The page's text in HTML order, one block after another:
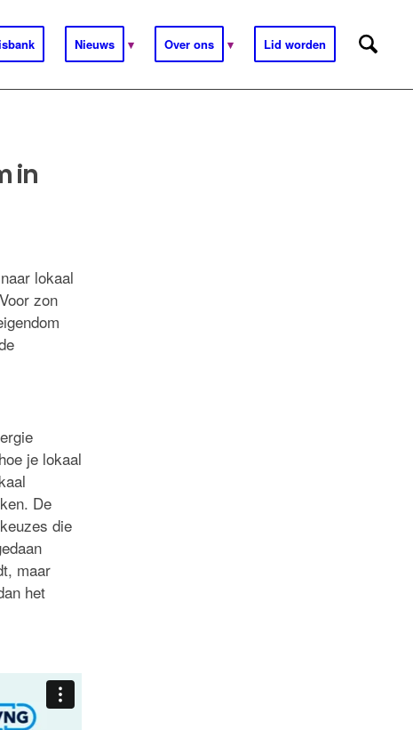
Nieuws Over ons Lid worden
in
lokaal
zon
je lokaal
De
die
maar
het